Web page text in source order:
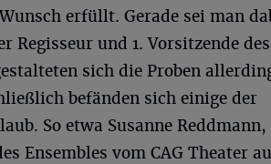
erfüllt. Gerade sei man
Regisseur und 1. Vorsitzende des
sich die Proben
befänden sich einige der
So etwa Susanne Reddmann,
Ensembles vom CAG Theater